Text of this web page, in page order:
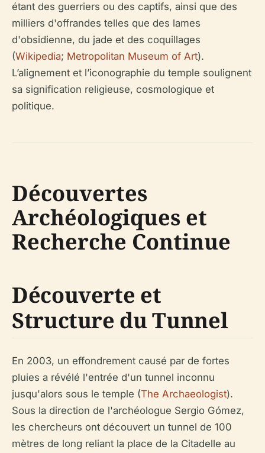
étant des guerriers ou des captifs, ainsi que des
milliers d'offrandes telles que des lames
d'obsidienne, du jade et des coquillages
(Wikipedia; Metropolitan Museum of Art).
L’alignement et l’iconographie du temple soulignent
sa signification religieuse, cosmologique et
politique.
Découvertes
Archéologiques et
Recherche Continue
Découverte et
Structure du Tunnel
En 2003, un effondrement causé par de fortes
pluies a révélé l'entrée d'un tunnel inconnu
jusqu'alors sous le temple (The Archaeologist).
Sous la direction de l'archéologue Sergio Gómez,
les chercheurs ont découvert un tunnel de 100
mètres de long reliant la place de la Citadelle au